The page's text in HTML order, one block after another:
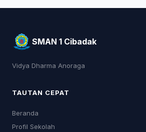
SMAN 1 Cibadak
Vidya Dharma Anoraga
TAUTAN CEPAT
Beranda
Profil Sekolah